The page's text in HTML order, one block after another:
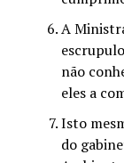
A
não
eles a
Isto
do